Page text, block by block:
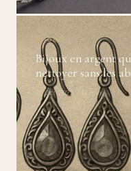
BIJOUX
Bijoux en argent
nettoyer sans les
21 Oct 2025 · 13 min